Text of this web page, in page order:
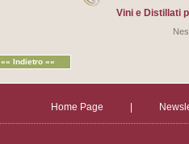
Vini e Distillati
«« Indietro ««
Home Page